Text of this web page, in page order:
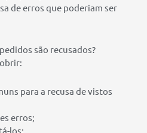
de erros que poderiam ser
são recusados?
para a recusa de vistos
erros;
los;